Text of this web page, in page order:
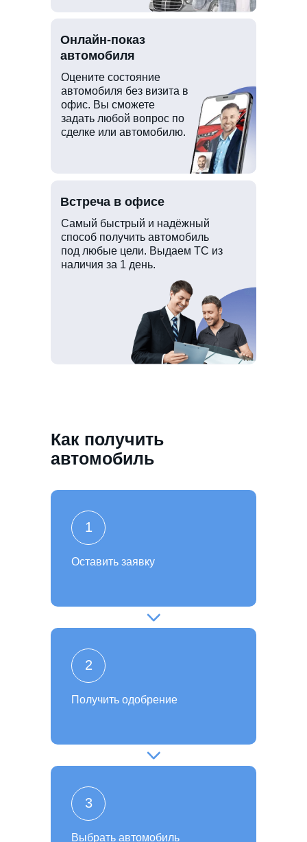
Оцените состояние
автомобиля без визита в
офис. Вы сможете
задать любой вопрос по
сделке или автомобилю.
Самый быстрый и надёжный
способ получить автомобиль
под любые цели. Выдаем ТС из
наличия за 1 день.
Онлайн-показ
автомобиля
Встреча в офисе
Как получить
автомобиль
Выбрать автомобиль
3
Получить одобрение
2
Оставить заявку
1